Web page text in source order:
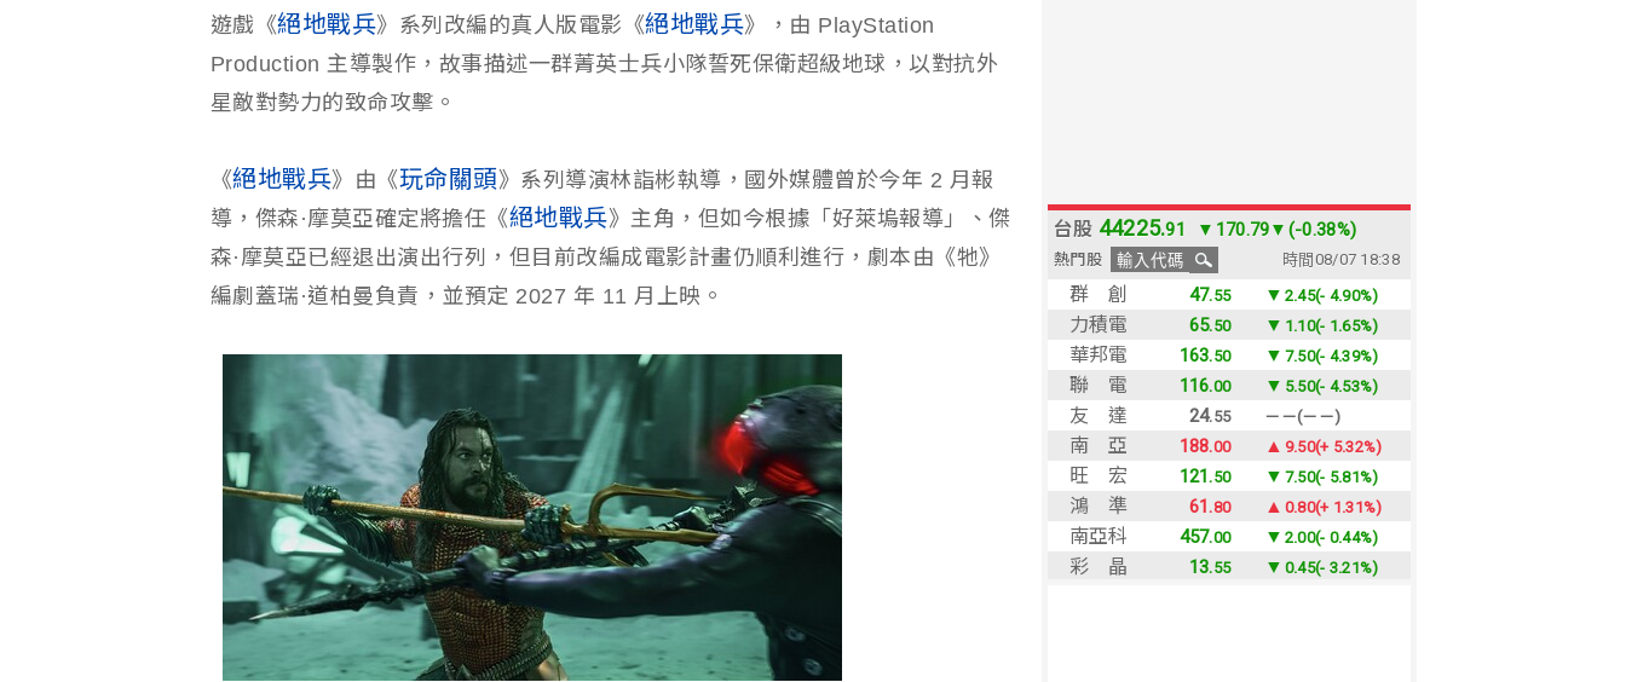
遊戲《絕地戰兵》系列改編的真人版電影《絕地戰兵》，由 PlayStation
Production 主導製作，故事描述一群菁英士兵小隊誓死保衛超級地球，以對抗外
星敵對勢力的致命攻擊。
《絕地戰兵》由《玩命關頭》系列導演林詣彬執導，國外媒體曾於今年 2 月報
導，傑森·摩莫亞確定將擔任《絕地戰兵》主角，但如今根據「好萊塢報導」、傑
森·摩莫亞已經退出演出行列，但目前改編成電影計畫仍順利進行，劇本由《牠》
編劇蓋瑞·道柏曼負責，並預定 2027 年 11 月上映。